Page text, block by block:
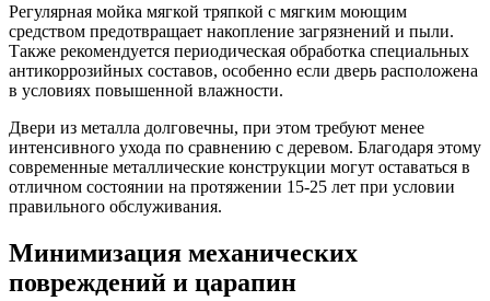
Регулярная мойка мягкой тряпкой с мягким моющим
средством предотвращает накопление загрязнений и пыли.
Также рекомендуется периодическая обработка специальных
антикоррозийных составов, особенно если дверь расположена
в условиях повышенной влажности.
Двери из металла долговечны, при этом требуют менее
интенсивного ухода по сравнению с деревом. Благодаря этому
современные металлические конструкции могут оставаться в
отличном состоянии на протяжении 15-25 лет при условии
правильного обслуживания.
Минимизация механических
повреждений и царапин